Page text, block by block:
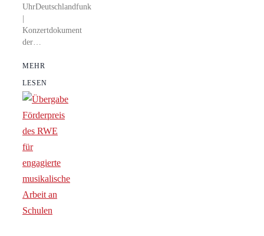
UhrDeutschlandfunk
Konzertdokument
der…
MEHR
LESEN